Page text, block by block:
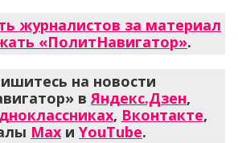
журналистов за материал
«ПолитНавигатор».
на новости
вЯндекс.Дзен,
, Вконтакте,
Max и YouTube.